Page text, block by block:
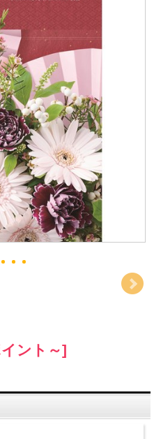
ント～]